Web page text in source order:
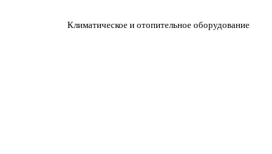
Климатическое и отопительное оборудование